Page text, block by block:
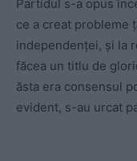
Partidul s-a opus
ce a creat probleme
independenței, și la
făcea un titlu de
ăsta era consensul
evident, s-au urcat